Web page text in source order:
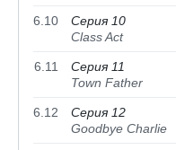
6.10
Серия 10
Class Act
6.11
Серия 11
Town Father
6.12
Серия 12
Goodbye Charlie